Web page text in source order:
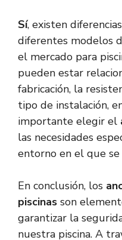
Sí, existen
diferentes modelos
el mercado para
pueden estar
fabricación, la
tipo de instalación,
importante elegir el
las necesidades
entorno en el que se
En conclusión, los
piscinas son
garantizar la
nuestra piscina. A